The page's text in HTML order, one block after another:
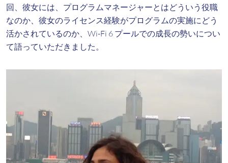
回、彼女には、プログラムマネージャーとはどういう役職
なのか、彼女のライセンス経験がプログラムの実施にどう
活かされているのか、Wi-Fi 6 プールでの成長の勢いについ
て語っていただきました。